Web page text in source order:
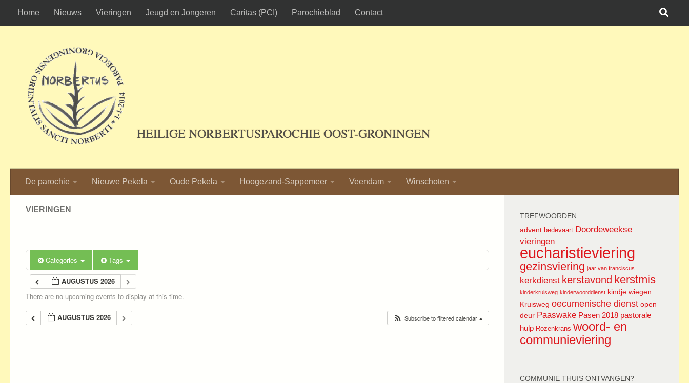
Ga naar de inhoud
Home Nieuws Vieringen Jeugd en Jongeren Caritas (PCI) Parochieblad Contact
HEILIGE NORBERTUSPAROCHIE OOST-GRONINGEN
De parochie Nieuwe Pekela Oude Pekela Hoogezand-Sappemeer Veendam Winschoten
VIERINGEN
Categories Tags
AUGUSTUS 2026
There are no upcoming events to display at this time.
AUGUSTUS 2026 Subscribe to filtered calendar
TREFWOORDEN
advent bedevaart Doordeweekse
vieringen
eucharistieviering
gezinsviering jaar van franciscus
kerkdienst kerstavond kerstmis
kinderkruisweg kinderwoorddienst kindje wiegen
Kruisweg oecumenische dienst open
deur Paaswake Pasen 2018 pastorale
hulp Rozenkrans woord- en
communieviering
COMMUNIE THUIS ONTVANGEN?